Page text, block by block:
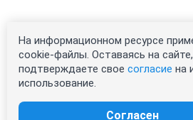
На информационном ресурсе
cookie-файлы. Оставаясь на
подтверждаете свое согласие на
использование.
Согласен